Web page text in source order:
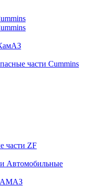
части Cummins
части ZF
Автомобильные